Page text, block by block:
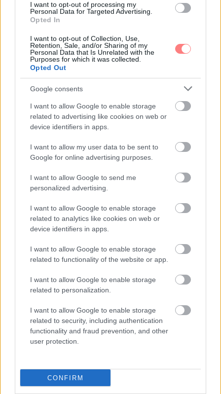
I want to opt-out of processing my
Personal Data for Targeted Advertising.
Opted In
I want to opt-out of Collection, Use,
Retention, Sale, and/or Sharing of my
Personal Data that Is Unrelated with the
Purposes for which it was collected.
Opted Out
Google consents
I want to allow Google to enable storage
related to advertising like cookies on web or
device identifiers in apps.
I want to allow my user data to be sent to
Google for online advertising purposes.
I want to allow Google to send me
personalized advertising.
I want to allow Google to enable storage
related to analytics like cookies on web or
device identifiers in apps.
I want to allow Google to enable storage
related to functionality of the website or app.
I want to allow Google to enable storage
related to personalization.
I want to allow Google to enable storage
related to security, including authentication
functionality and fraud prevention, and other
user protection.
CONFIRM
Hajfény, puhaság, tartás: apró lépések az
egészségesebb hatású hajért
A fényesebb, puhább és rendezettebb hatású haj
sokszor apró szokásokon múlik. Mutatjuk, hogyan
hozhatsz ki többet a tincseidből túlbonyolított rutin
A ciklusod sokat elárulhat rólad: néha természetes, ha
változik, de az erős fájdalom, rendszertelenség vagy